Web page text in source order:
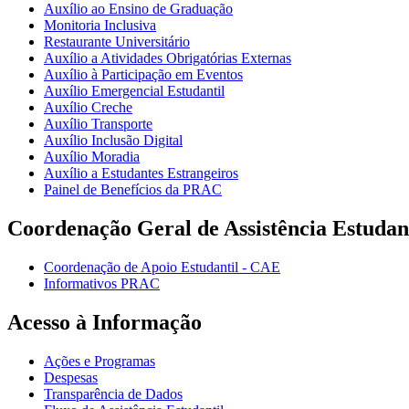
Auxílio ao Ensino de Graduação
Monitoria Inclusiva
Restaurante Universitário
Auxílio a Atividades Obrigatórias Externas
Auxílio à Participação em Eventos
Auxílio Emergencial Estudantil
Auxílio Creche
Auxílio Transporte
Auxílio Inclusão Digital
Auxílio Moradia
Auxílio a Estudantes Estrangeiros
Painel de Benefícios da PRAC
Coordenação Geral de Assistência
Coordenação de Apoio Estudantil - CAE
Informativos PRAC
Acesso à Informação
Ações e Programas
Despesas
Transparência de Dados